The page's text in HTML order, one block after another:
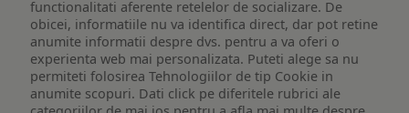
functionalitati aferente retelelor de socializare. De
obicei, informatiile nu va identifica direct, dar pot retine
anumite informatii despre dvs. pentru a va oferi o
experienta web mai personalizata. Puteti alege sa nu
permiteti folosirea Tehnologiilor de tip Cookie in
anumite scopuri. Dati click pe diferitele rubrici ale